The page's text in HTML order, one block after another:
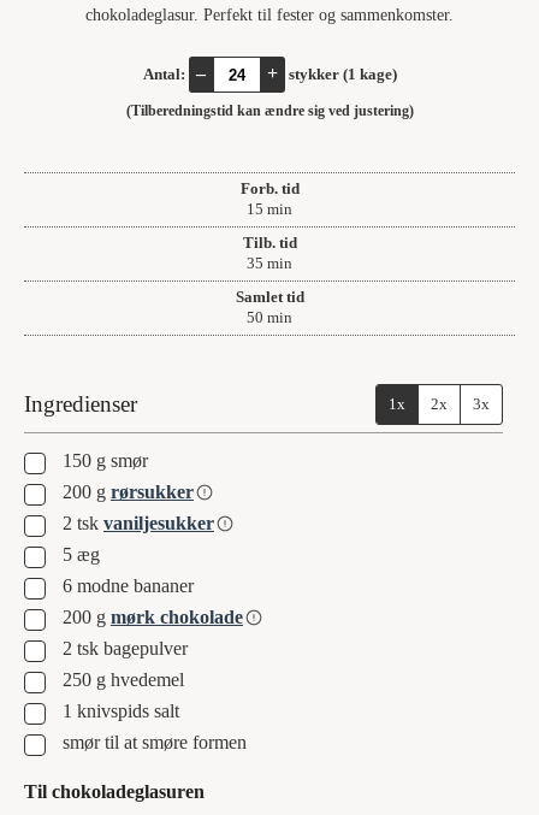
chokoladeglasur. Perfekt til fester og sammenkomster.
Antal: – + stykker (1 kage)
(Tilberedningstid kan ændre sig ved justering)
Forb. tid
15 minutter
min
Tilb. tid
35 minutter
min
Samlet tid
50 minutter
min
Ingredienser 1x 2x 3x
▢150 g smør
▢
200 g rørsukker
▢
2 tsk vaniljesukker
▢
5 æg
▢
6 modne bananer
▢
200 g mørk chokolade
▢
2 tsk bagepulver
▢
250 g hvedemel
▢1 knivspids salt
▢
smør til at smøre formen
Til chokoladeglasuren